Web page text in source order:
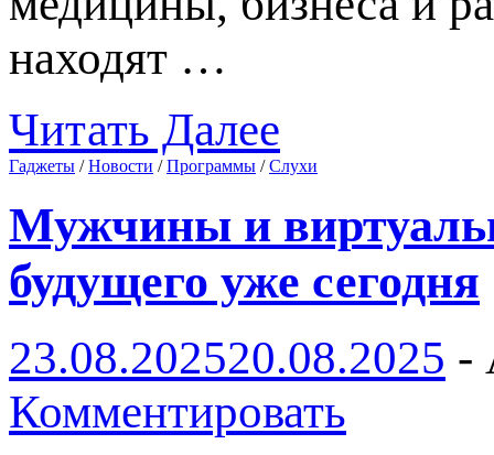
находят …
Читать Далее
Гаджеты /Новости /Программы /Слухи
Мужчины и
будущего уже сегодня
23.08.202520.08.2025 -
Комментировать